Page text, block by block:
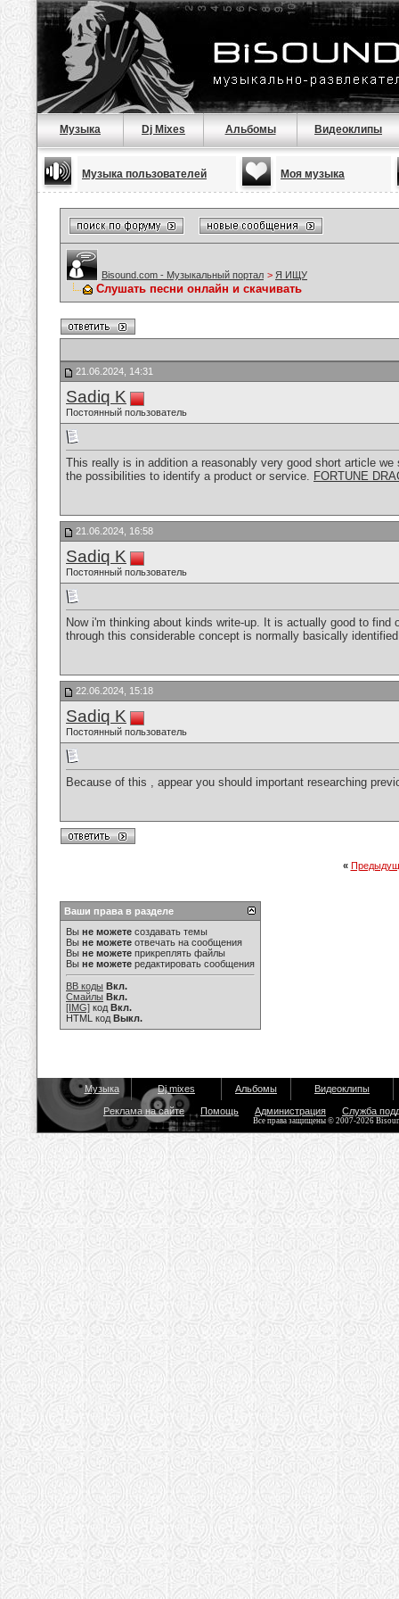
Музыка Dj Mixes Альбомы Видеоклипы
Музыка пользователей Моя музыка
Bisound.com - Музыкальный портал > Я ИЩУ
Слушать песни онлайн и скачивать
21.06.2024, 14:31
Sadiq K
Постоянный пользователь
This really is in addition a reasonably very good short article
the possibilities to identify a product or service. FORTUNE
21.06.2024, 16:58
Sadiq K
Постоянный пользователь
Now i'm thinking about kinds write-up. It is actually good to
through this considerable concept is normally basically
22.06.2024, 15:18
Sadiq K
Постоянный пользователь
Because of this , appear you should important researching
«
Ваши права в разделе
Вы не можете создавать темы
Вы не можете отвечать на сообщения
Вы не можете прикреплять файлы
Вы не можете редактировать сообщения
BB коды Вкл.
Смайлы Вкл.
[IMG] код Вкл.
HTML код Выкл.
Музыка Dj mixes Альбомы Видеоклипы
Реклама на сайте Помощь Администрация Служба
Все права защищены © 2007-2026